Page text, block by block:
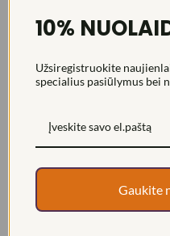
10%
Užsiregistruokite
specialius pasiūlymus bei
Gaukite